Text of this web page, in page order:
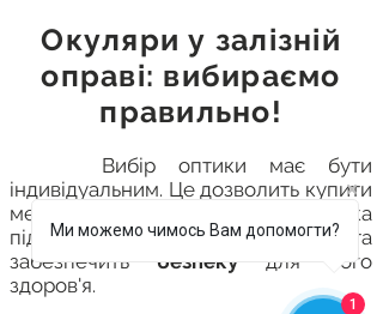
Окуляри у залізній
оправі: вибираємо
правильно!
Вибір оптики має бути
індивідуальним. Це дозволить купити
металеву оправу, яка
підкреслитьстильвласника та
забезпечить безпеку для його
здоров'я.
Ми можемо чимось Вам допомогти?
1